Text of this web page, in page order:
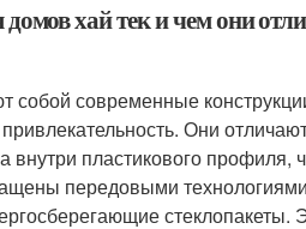
хай тек и чем они
собой современные
Они
внутри пластикового профиля,
передовыми
стеклопакеты.